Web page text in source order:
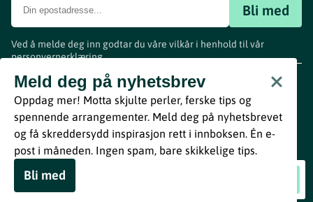
Hotel Kong Carl
Bli med
Ved å melde deg inn godtar du våre vilkår i henhold til vår
personvernerklæring.
Meld deg på nyhetsbrev
Oppdag mer! Motta skjulte perler, ferske tips og
spennende arrangementer. Meld deg på nyhetsbrevet
og få skreddersydd inspirasjon rett i innboksen. Én e-
post i måneden. Ingen spam, bare skikkelige tips.
Bli med
www.visitvestfold.com
Turistinformasjon
Vestfold Fylkeskommune
ByBreakfast